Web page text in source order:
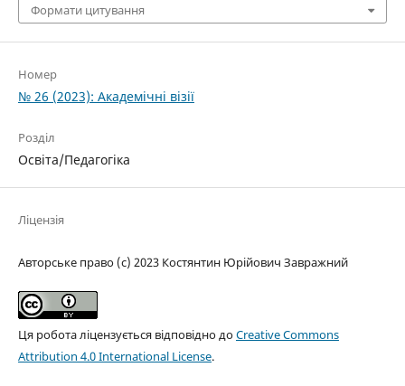
Формати цитування
Номер
№ 26 (2023): Академічні візії
Розділ
Освіта/Педагогіка
Ліцензія
Авторське право (c) 2023 Костянтин Юрійович Завражний
Ця робота ліцензується відповідно доCreative Commons
Attribution 4.0 International License.